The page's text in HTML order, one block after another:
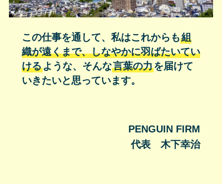
この仕事を通して、私はこれからも組
織が遠くまで、しなやかに羽ばたいてい
けるような、そんな言葉の力を届けて
いきたいと思っています。
PENGUIN FIRM
代表　木下幸治